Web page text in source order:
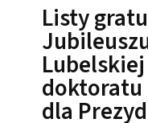
Listy
doktoratu
dla